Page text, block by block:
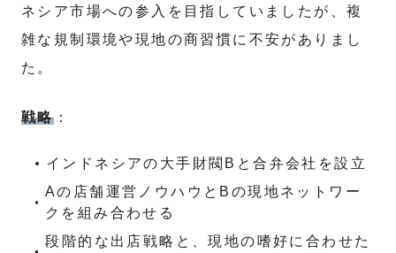
ネシア市場への参入を目指していましたが、複
雑な規制環境や現地の商習慣に不安がありまし
た。
戦略：
インドネシアの大手財閥Bと合弁会社を設立
Aの店舗運営ノウハウとBの現地ネットワー
クを組み合わせる
段階的な出店戦略と、現地の嗜好に合わせた